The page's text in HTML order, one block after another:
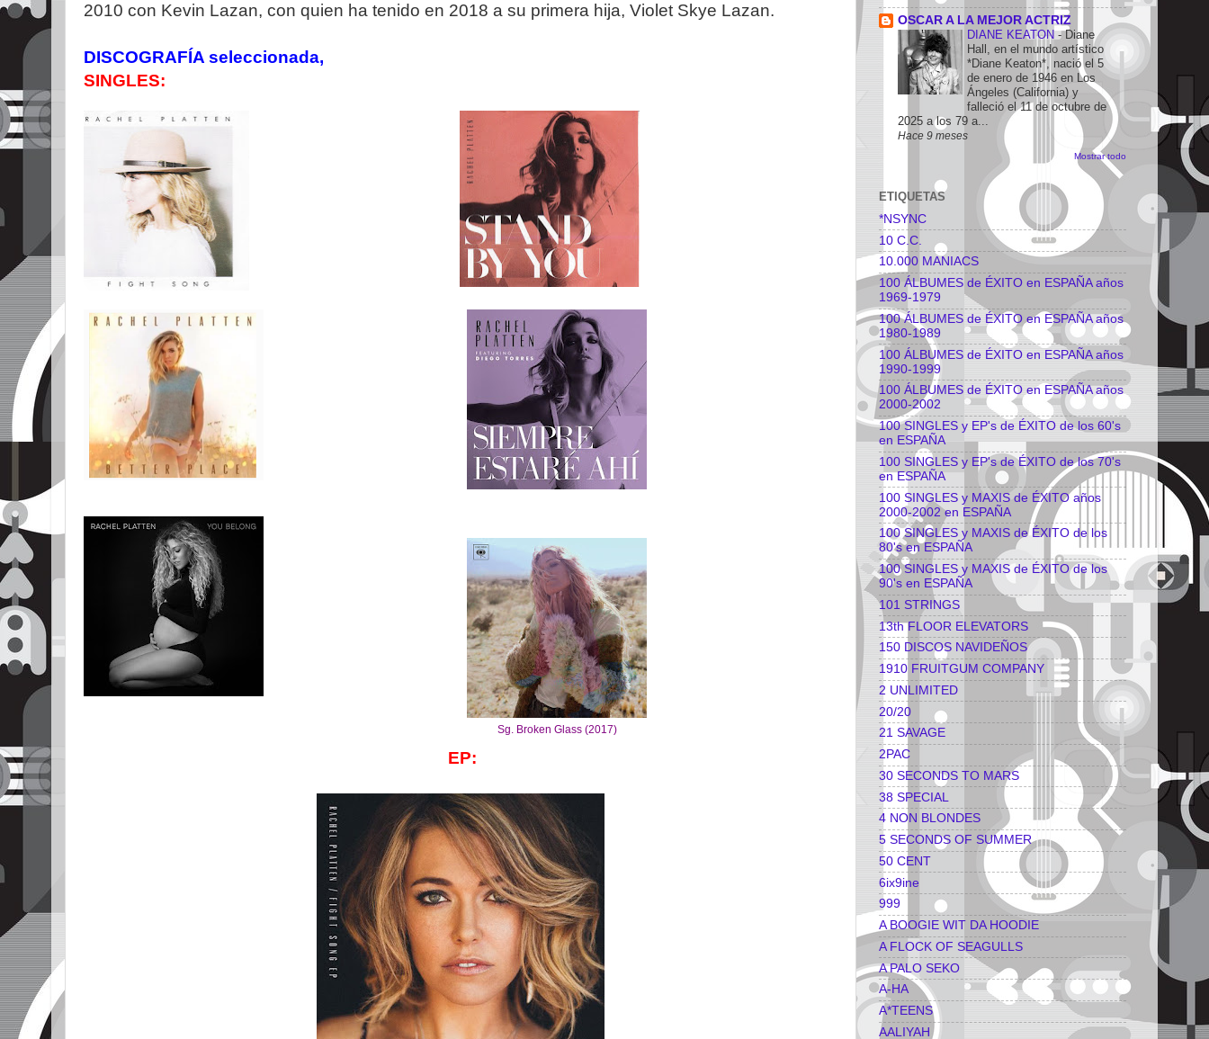
2010 con Kevin Lazan, con quien ha tenido en 2018 a su primera hija, Violet Skye Lazan.
DISCOGRAFÍA seleccionada,
SINGLES:
Sg. Broken Glass (2017)
EP:
OSCAR A LA MEJOR ACTRIZ
DIANE KEATON-Diane
Hall, en el mundo artístico
*Diane Keaton*, nació el 5
de enero de 1946 en Los
Ángeles (California) y
falleció el 11 de octubre de
2025 a los 79 a...
Hace 9 meses
Mostrar todo
ETIQUETAS
*NSYNC
10 C.C.
10.000 MANIACS
100 ÁLBUMES de ÉXITO en ESPAÑA años
1969-1979
100 ÁLBUMES de ÉXITO en ESPAÑA años
1980-1989
100 ÁLBUMES de ÉXITO en ESPAÑA años
1990-1999
100 ÁLBUMES de ÉXITO en ESPAÑA años
2000-2002
100 SINGLES y EP's de ÉXITO de los 60's
en ESPAÑA
100 SINGLES y EP's de ÉXITO de los 70's
en ESPAÑA
100 SINGLES y MAXIS de ÉXITO años
2000-2002 en ESPAÑA
100 SINGLES y MAXIS de ÉXITO de los
80's en ESPAÑA
100 SINGLES y MAXIS de ÉXITO de los
90's en ESPAÑA
101 STRINGS
13th FLOOR ELEVATORS
150 DISCOS NAVIDEÑOS
1910 FRUITGUM COMPANY
2 UNLIMITED
20/20
21 SAVAGE
2PAC
30 SECONDS TO MARS
38 SPECIAL
4 NON BLONDES
5 SECONDS OF SUMMER
50 CENT
6ix9ine
999
A BOOGIE WIT DA HOODIE
A FLOCK OF SEAGULLS
A PALO SEKO
A-HA
A*TEENS
AALIYAH